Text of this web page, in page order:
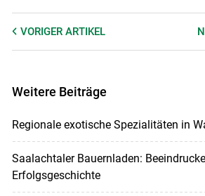
VORIGER ARTIKEL
Weitere Beiträge
Regionale exotische Spezialitäten in
Saalachtaler Bauernladen:
Erfolgsgeschichte